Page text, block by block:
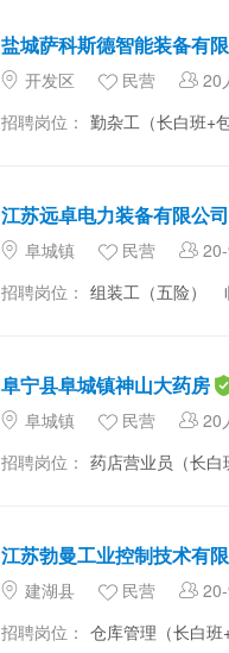
盐城萨科斯德智能装备有
开发区 民营 20
招聘岗位： 勤杂工（长白班+
江苏远卓电力装备有限公司
阜城镇 民营
招聘岗位： 组装工（五险）
阜宁县阜城镇神山大药房
阜城镇 民营 20
招聘岗位： 药店营业员（长白
江苏勃曼工业控制技术有
建湖县 民营
招聘岗位： 仓库管理（长白班